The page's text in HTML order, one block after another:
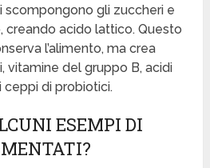
scompongono gli zuccheri e
creando acido lattico. Questo
l’alimento, ma crea
vitamine del gruppo B, acidi
ceppi di probiotici.
ESEMPI DI